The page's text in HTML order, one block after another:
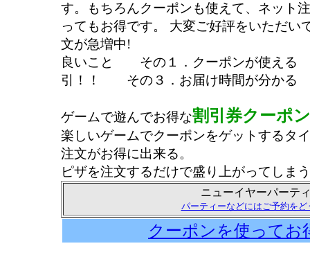
す。もちろんクーポンも使えて、ネット
ってもお得です。 大変ご好評をいただい
文が急増中!
良いこと その１．クーポンが使える
引！！ その３．お届け時間が分かる
ゲームで遊んでお得な割引券クーポン
楽しいゲームでクーポンをゲットするタ
注文がお得に出来る。
ピザを注文するだけで盛り上がってしま
ニューイヤーパーテ
パーティーなどにはご予約を
クーポンを使ってお